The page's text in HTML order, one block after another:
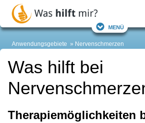
Menü
Anwendungsgebiete Nervenschmerzen
Was hilft bei
Therapiemöglichkeiten